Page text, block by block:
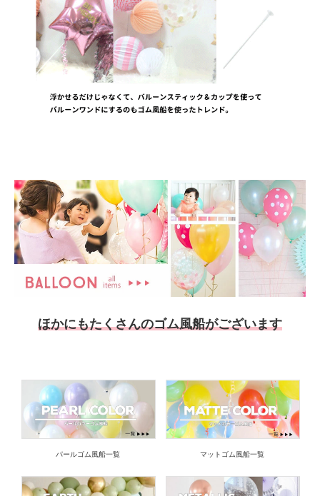
ほかにもたくさんのゴム風船がございます
パールゴム風船一覧 マットゴム風船一覧